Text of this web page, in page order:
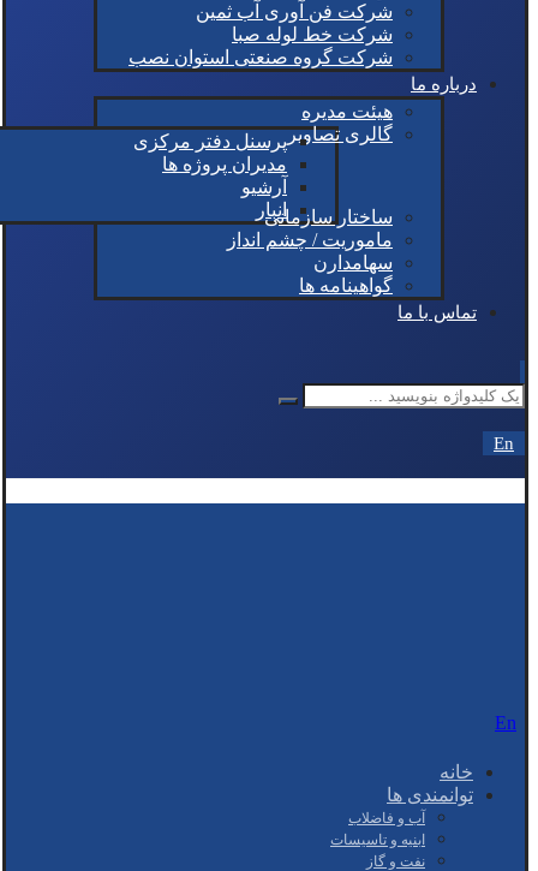
شرکت فن آوری آب ثمین
شرکت خط لوله صبا
شرکت گروه صنعتی استوان نصب
درباره ما
هیئت مدیره
گالری تصاویرپرسنل دفتر مرکزی
مدیران پروژه ها
آرشیو
انبار
ساختار سازمانی
ماموریت / چشم انداز
سهامدارن
گواهینامه ها
تماس با ما
En
En
خانه
توانمندی ها
آب و فاضلاب
ابنیه و تاسیسات
نفت و گاز